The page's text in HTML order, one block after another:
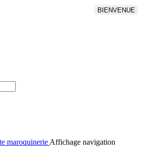
BIENVENUE
Affichage navigation